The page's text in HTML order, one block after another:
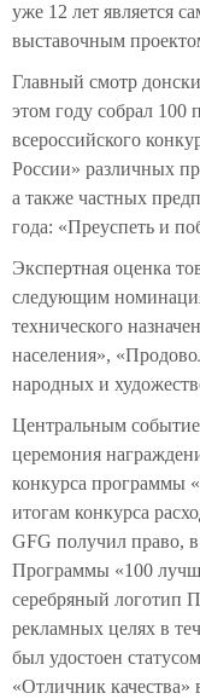
уже 12 лет является
выставочным
Главный смотр
этом году собрал 100
всероссийского
России» различных
а также частных
года: «Преуспеть и
Экспертная оценка
следующим
технического
населения»,
народных и
Центральным
церемония
конкурса программы
итогам конкурса
GFG получил право,
Программы «100
серебряный логотип
рекламных целях в
был удостоен
«Отличник